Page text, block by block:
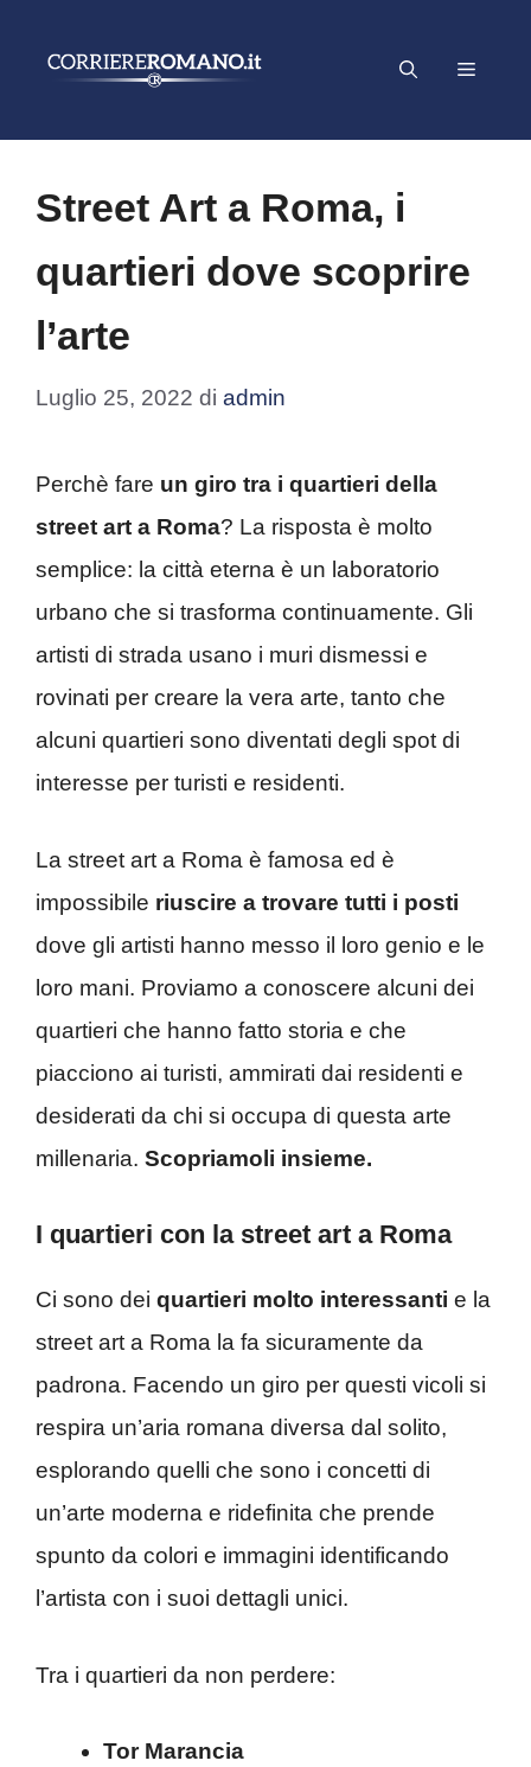
Menu
Street Art a Roma, i
quartieri dove scoprire
l’arte
Luglio 25, 2022 di admin
Perchè fare un giro tra i quartieri della
street art a Roma? La risposta è molto
semplice: la città eterna è un laboratorio
urbano che si trasforma continuamente. Gli
artisti di strada usano i muri dismessi e
rovinati per creare la vera arte, tanto che
alcuni quartieri sono diventati degli spot di
interesse per turisti e residenti.
La street art a Roma è famosa ed è
impossibile riuscire a trovare tutti i posti
dove gli artisti hanno messo il loro genio e le
loro mani. Proviamo a conoscere alcuni dei
quartieri che hanno fatto storia e che
piacciono ai turisti, ammirati dai residenti e
desiderati da chi si occupa di questa arte
millenaria. Scopriamoli insieme.
I quartieri con la street art a Roma
Ci sono dei quartieri molto interessanti e la
street art a Roma la fa sicuramente da
padrona. Facendo un giro per questi vicoli si
respira un’aria romana diversa dal solito,
esplorando quelli che sono i concetti di
un’arte moderna e ridefinita che prende
spunto da colori e immagini identificando
l’artista con i suoi dettagli unici.
Tra i quartieri da non perdere:
Tor Marancia